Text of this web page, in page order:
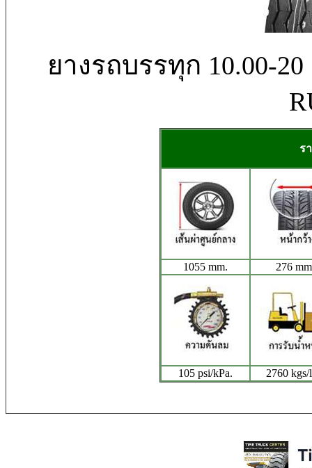
ยางรถบรรทุก 10.00-
ร
1055 mm. 276
105 psi/kPa. 2760 kgs/